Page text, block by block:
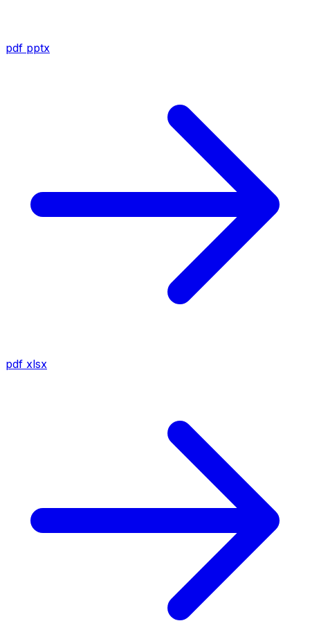
pdf pptx
pdf xlsx